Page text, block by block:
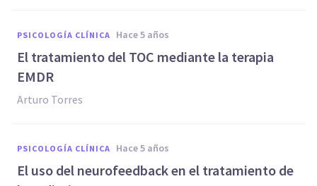
PSICOLOGÍA CLÍNICA hace 5 años
El tratamiento del TOC mediante la terapia
EMDR
Arturo Torres
PSICOLOGÍA CLÍNICA hace 5 años
El uso del neurofeedback en el tratamiento de